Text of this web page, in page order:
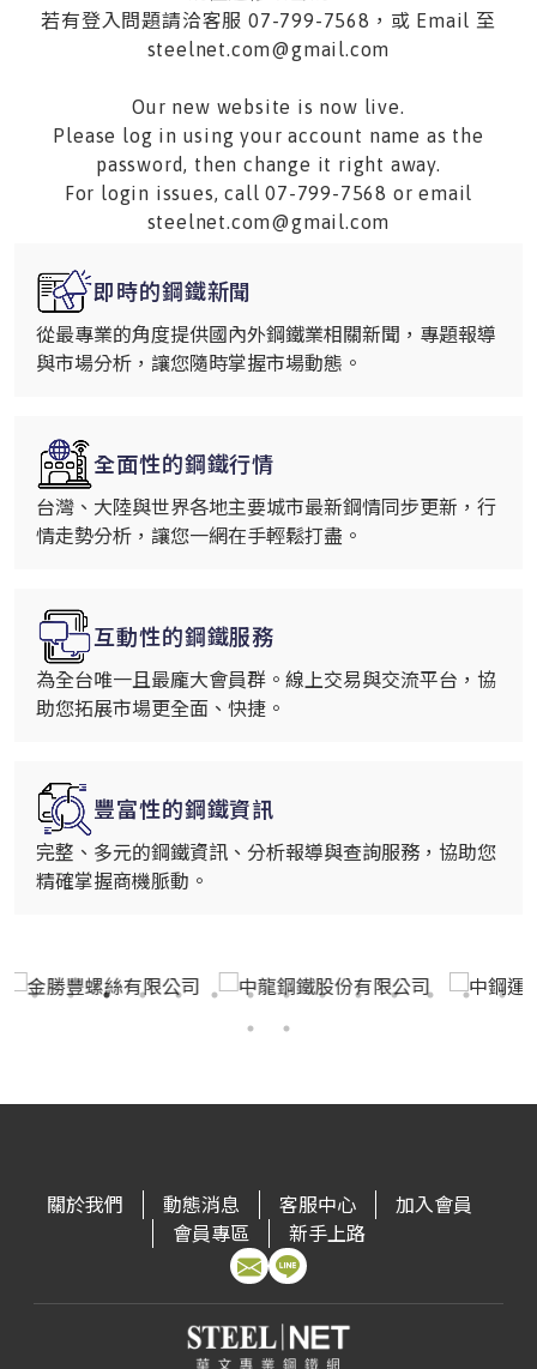
若有登入問題請洽客服 07-799-7568，或 Email 至
steelnet.com@gmail.com
Our new website is now live.
Please log in using your account name as the
password, then change it right away.
For login issues, call 07-799-7568 or email
steelnet.com@gmail.com
即時的鋼鐵新聞
從最專業的角度提供國內外鋼鐵業相關新聞，專題報導
與市場分析，讓您隨時掌握市場動態。
全面性的鋼鐵行情
台灣、大陸與世界各地主要城市最新鋼情同步更新，行
情走勢分析，讓您一網在手輕鬆打盡。
互動性的鋼鐵服務
為全台唯一且最龐大會員群。線上交易與交流平台，協
助您拓展市場更全面、快捷。
豐富性的鋼鐵資訊
完整、多元的鋼鐵資訊、分析報導與查詢服務，協助您
精確掌握商機脈動。
關於我們 動態消息 客服中心
加入會員
會員專區
新手上路